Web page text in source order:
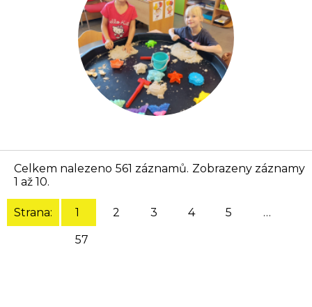
Celkem nalezeno 561 záznamů. Zobrazeny záznamy
1 až 10.
Strana: 1 2 3 4 5 …
57